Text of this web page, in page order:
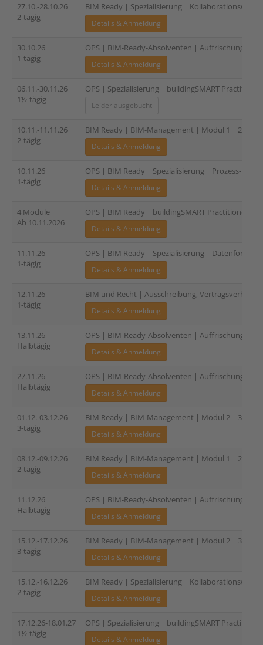
27.10.-28.10.26
2-tägig
BIM Ready | Spezialisierung |
Details & Anmeldung
30.10.26
1-tägig
OPS | BIM-Ready-Absolventen | Auffrischung
Details & Anmeldung
06.11.-30.11.26
1½-tägig
OPS | Spezialisierung | buildingSMART
Leider ausgebucht
10.11.-11.11.26
2-tägig
BIM Ready | BIM-Management | Modul 1 | 2-tägig
Details & Anmeldung
10.11.26
1-tägig
OPS | BIM Ready | Spezialisierung | Prozess- und
Details & Anmeldung
4 Module
Ab 10.11.2026
OPS | BIM Ready | buildingSMART Practitioner |
Details & Anmeldung
11.11.26
1-tägig
OPS | BIM Ready | Spezialisierung |
Details & Anmeldung
12.11.26
1-tägig
BIM und Recht | Ausschreibung,
Details & Anmeldung
13.11.26
Halbtägig
OPS | BIM-Ready-Absolventen | Auffrischung
Details & Anmeldung
27.11.26
Halbtägig
OPS | BIM-Ready-Absolventen | Auffrischung
Details & Anmeldung
01.12.-03.12.26
3-tägig
BIM Ready | BIM-Management | Modul 2 | 3-tägig
Details & Anmeldung
08.12.-09.12.26
2-tägig
BIM Ready | BIM-Management | Modul 1 | 2-tägig
Details & Anmeldung
11.12.26
Halbtägig
OPS | BIM-Ready-Absolventen | Auffrischung
Details & Anmeldung
15.12.-17.12.26
3-tägig
BIM Ready | BIM-Management | Modul 2 | 3-tägig
Details & Anmeldung
15.12.-16.12.26
2-tägig
BIM Ready | Spezialisierung |
Details & Anmeldung
17.12.26-18.01.27
1½-tägig
OPS | Spezialisierung | buildingSMART
Details & Anmeldung